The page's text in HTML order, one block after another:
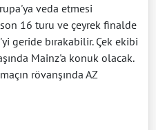
veda etmesi
16 turu ve çeyrek finalde
geride bırakabilir. Çek ekibi
Mainz'a konuk olacak.
rövanşında AZ